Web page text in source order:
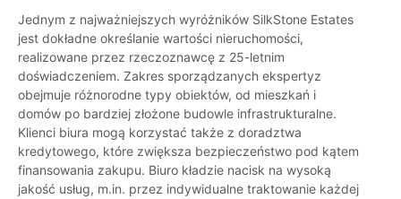
Jednym z najważniejszych wyróżników SilkStone Estates
jest dokładne określanie wartości nieruchomości,
realizowane przez rzeczoznawcę z 25-letnim
doświadczeniem. Zakres sporządzanych ekspertyz
obejmuje różnorodne typy obiektów, od mieszkań i
domów po bardziej złożone budowle infrastrukturalne.
Klienci biura mogą korzystać także z doradztwa
kredytowego, które zwiększa bezpieczeństwo pod kątem
finansowania zakupu. Biuro kładzie nacisk na wysoką
jakość usług, m.in. przez indywidualne traktowanie każdej